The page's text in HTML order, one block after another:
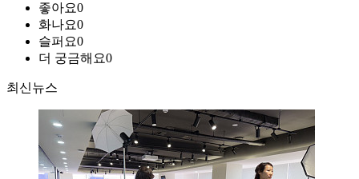
좋아요0
화나요0
슬퍼요0
더 궁금해요0
최신뉴스